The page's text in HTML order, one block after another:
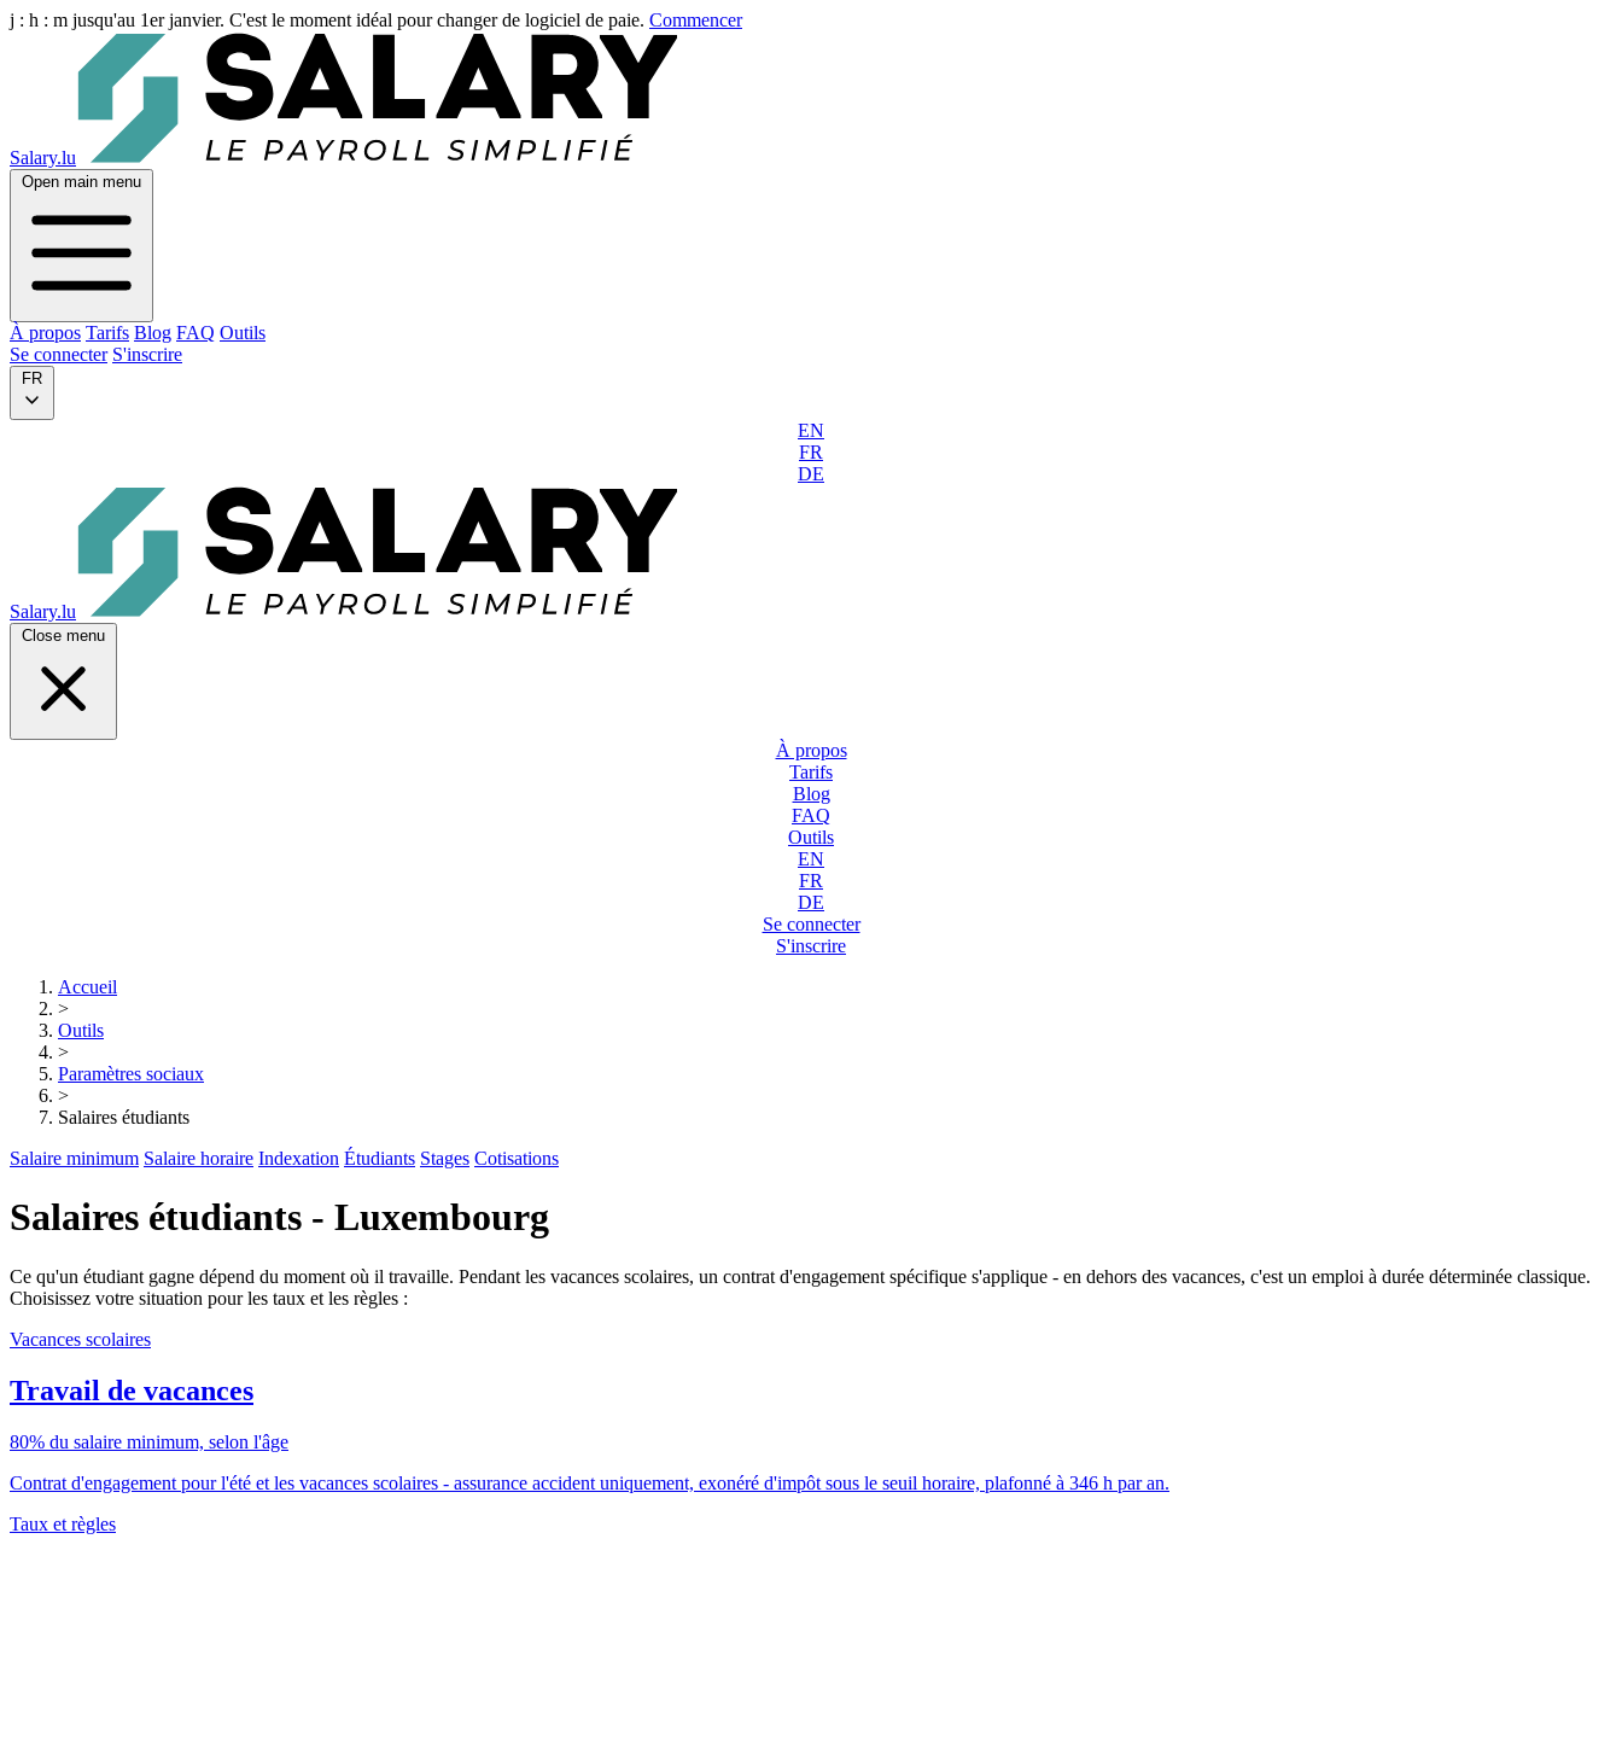
j : h : m jusqu'au 1er janvier. C'est le moment idéal pour changer de logiciel de paie. Commencer
Salary.lu
Open main menu
À propos Tarifs Blog FAQ Outils
Se connecter S'inscrire
FR
EN
FR
DE
Salary.lu
Close menu
À propos
Tarifs
Blog
FAQ
Outils
EN
FR
DE
Se connecter
S'inscrire
Accueil
>
Outils
>
Paramètres sociaux
>
Salaires étudiants
Salaire minimum Salaire horaire Indexation Étudiants Stages Cotisations
Salaires étudiants - Luxembourg
Ce qu'un étudiant gagne dépend du moment où il travaille. Pendant les vacances scolaires, un contrat d'engagement spécifique s'applique - en dehors des vacances, c'est un emploi à durée déterminée classique.
Choisissez votre situation pour les taux et les règles :
Vacances scolaires
Travail de vacances
80% du salaire minimum, selon l'âge
Contrat d'engagement pour l'été et les vacances scolaires - assurance accident uniquement, exonéré d'impôt sous le seuil horaire, plafonné à 346 h par an.
Taux et règles